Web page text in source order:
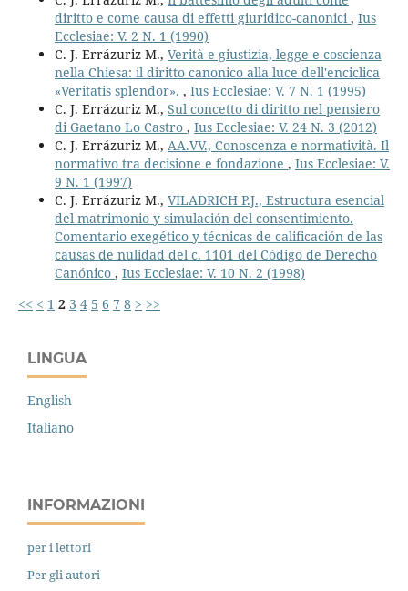
diritto e come causa di effetti giuridico-canonici, Ius
Ecclesiae: V. 2 N. 1 (1990)
C. J. Errázuriz M., Verità e giustizia, legge e coscienza
nella Chiesa: il diritto canonico alla luce dell'enciclica
«Veritatis splendor». , Ius Ecclesiae: V. 7 N. 1 (1995)
C. J. Errázuriz M., Sul concetto di diritto nel pensiero
di Gaetano Lo Castro , Ius Ecclesiae: V. 24 N. 3 (2012)
C. J. Errázuriz M., AA.VV., Conoscenza e normatività. Il
normativo tra decisione e fondazione , Ius Ecclesiae: V.
9 N. 1 (1997)
C. J. Errázuriz M., VILADRICH P.J., Estructura esencial
del matrimonio y simulación del consentimiento.
Comentario exegético y técnicas de calificación de las
causas de nulidad del c. 1101 del Código de Derecho
Canónico , Ius Ecclesiae: V. 10 N. 2 (1998)
<< < 1 2 3 4 5 6 7 8 > >>
LINGUA
English
Italiano
INFORMAZIONI
per i lettori
Per gli autori